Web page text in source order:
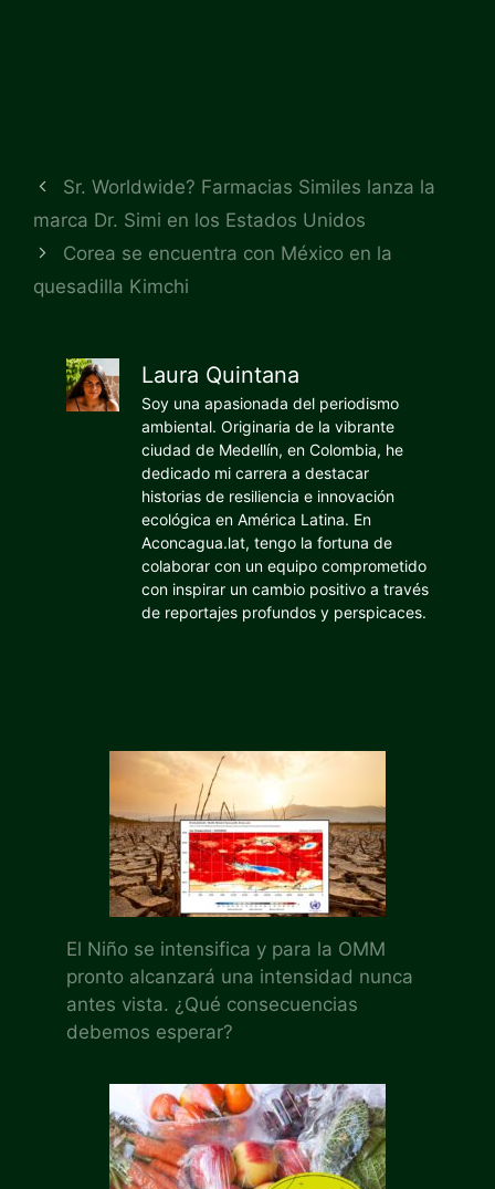
Sr. Worldwide? Farmacias Similes lanza la
marca Dr. Simi en los Estados Unidos
Corea se encuentra con México en la
quesadilla Kimchi
Laura Quintana
Soy una apasionada del periodismo
ambiental. Originaria de la vibrante
ciudad de Medellín, en Colombia, he
dedicado mi carrera a destacar
historias de resiliencia e innovación
ecológica en América Latina. En
Aconcagua.lat, tengo la fortuna de
colaborar con un equipo comprometido
con inspirar un cambio positivo a través
de reportajes profundos y perspicaces.
El Niño se intensifica y para la OMM
pronto alcanzará una intensidad nunca
antes vista. ¿Qué consecuencias
debemos esperar?